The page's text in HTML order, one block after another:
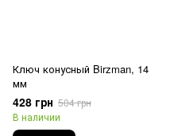
Ключ конусный Birzman, 14
мм
428 грн 504 грн
В наличии